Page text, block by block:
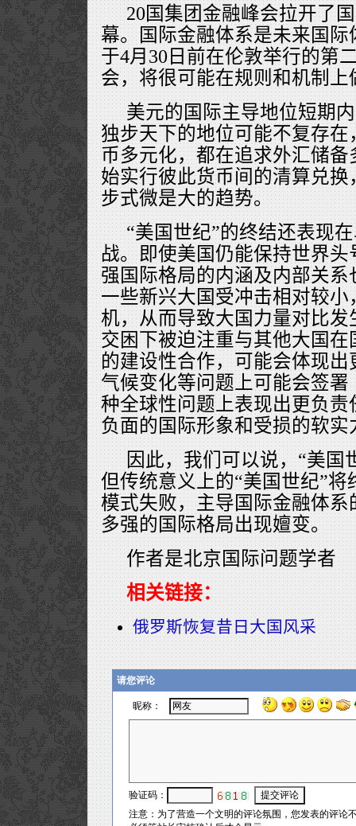
20国集团金融峰会拉开了
幕。国际金融体系是未来国
于4月30日前在伦敦举行的第
会，将很可能在规则和机制上
美元的国际主导地位短期
独步天下的地位可能不复存
币多元化，都在追求外汇储
始实行彼此货币间的清算兑
步式微是大的趋势。
“美国世纪”的终结还表现
战。即使美国仍能保持世界
强国际格局的内涵及内部关
一些新兴大国受冲击相对较
机，从而导致大国力量对比
交困下被迫注重与其他大国
的建设性合作，可能会体现
气候变化等问题上可能会签
种全球性问题上表现出更负
负面的国际形象和受损的软实
因此，我们可以说，“美国
但传统意义上的“美国世纪”
模式失败，主导国际金融体
多强的国际格局出现嬗变。
作者是北京国际问题学者
相关链接：
俄罗斯恢复昔日大国风采